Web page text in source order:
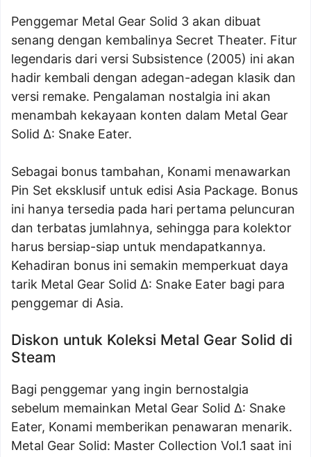
Penggemar Metal Gear Solid 3 akan dibuat
senang dengan kembalinya Secret Theater. Fitur
legendaris dari versi Subsistence (2005) ini akan
hadir kembali dengan adegan-adegan klasik dan
versi remake. Pengalaman nostalgia ini akan
menambah kekayaan konten dalam Metal Gear
Solid Δ: Snake Eater.
Sebagai bonus tambahan, Konami menawarkan
Pin Set eksklusif untuk edisi Asia Package. Bonus
ini hanya tersedia pada hari pertama peluncuran
dan terbatas jumlahnya, sehingga para kolektor
harus bersiap-siap untuk mendapatkannya.
Kehadiran bonus ini semakin memperkuat daya
tarik Metal Gear Solid Δ: Snake Eater bagi para
penggemar di Asia.
Diskon untuk Koleksi Metal Gear Solid di
Steam
Bagi penggemar yang ingin bernostalgia
sebelum memainkan Metal Gear Solid Δ: Snake
Eater, Konami memberikan penawaran menarik.
Metal Gear Solid: Master Collection Vol.1 saat ini